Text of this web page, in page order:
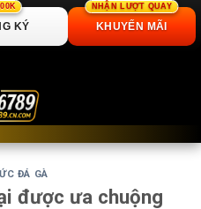
ĐÁ GÀ
được ưa chuộng
KÝ
NHẬN LƯỢT QUAY
KHUYẾN MÃI